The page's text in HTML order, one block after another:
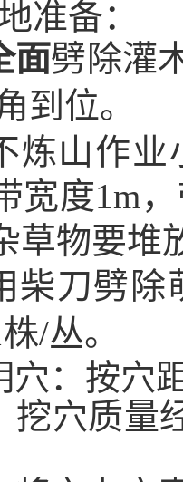
准备：
面劈除灌
到位。
炼山作业
宽度1m
草物要堆
柴刀劈除
株/丛。
穴：按穴
挖穴质量